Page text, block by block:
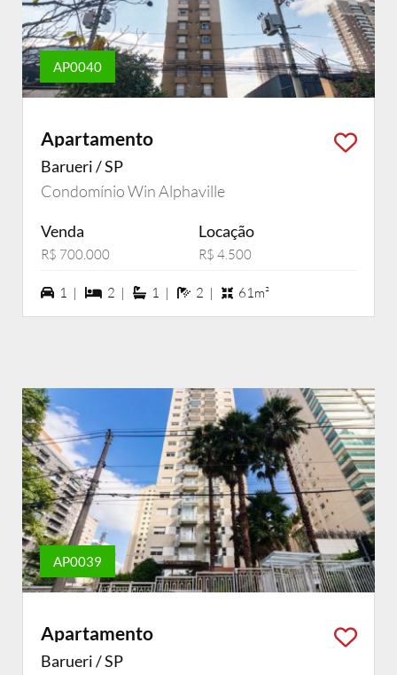
AP0040
Apartamento
Barueri / SP
Condomínio Win Alphaville
Venda
R$ 700.000
Locação
R$ 4.500
1 vagas na garagem
1 | 2 dormiórios
2 | 1 suítes
1 | 2 banheiros
2 | 61m²
AP0039
Apartamento
Barueri / SP